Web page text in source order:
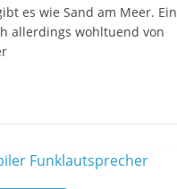
es wie Sand am Meer. Ein
allerdings wohltuend von